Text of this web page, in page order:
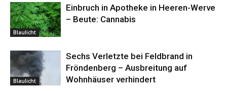
Blaulicht
Einbruch in Apotheke in Heeren-Werve
– Beute: Cannabis
Blaulicht
Sechs Verletzte bei Feldbrand in
Fröndenberg – Ausbreitung auf
Wohnhäuser verhindert